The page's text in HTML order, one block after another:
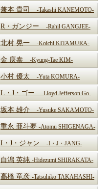
兼本 貴司 -Takashi KANEMOTO-
R・ガンジー -Rahil GANGJEE-
北村 晃一 -Koichi KITAMURA-
金 庚泰 -Kyung-Tae KIM-
小村 優太 -Yuta KOMURA-
L・J・ゴー -Lloyd Jefferson Go-
坂本 雄介 -Yusuke SAKAMOTO-
重永 亜斗夢 -Atomu SHIGENAGA-
I・J・ジャン -I・J・JANG-
白潟 英純 -Hidezumi SHIRAKATA-
髙橋 竜彦 -Tatsuhiko TAKAHASHI-